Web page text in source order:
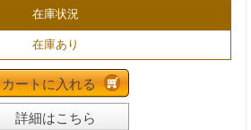
在庫状況
在庫あり
カートに入れる
詳細はこちら